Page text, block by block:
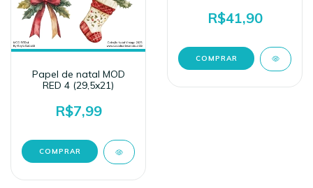
Papel de natal MOD
RED 4 (29,5x21)
R$7,99
R$41,90